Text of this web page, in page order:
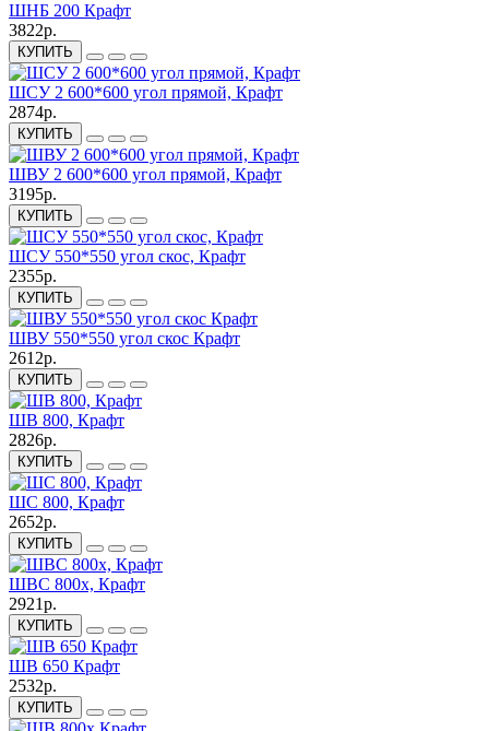
ШНБ 200 Крафт
3822р.
КУПИТЬ
ШСУ 2 600*600 угол прямой, Крафт
2874р.
КУПИТЬ
ШВУ 2 600*600 угол прямой, Крафт
3195р.
КУПИТЬ
ШСУ 550*550 угол скос, Крафт
2355р.
КУПИТЬ
ШВУ 550*550 угол скос Крафт
2612р.
КУПИТЬ
ШВ 800, Крафт
2826р.
КУПИТЬ
ШС 800, Крафт
2652р.
КУПИТЬ
ШВС 800х, Крафт
2921р.
КУПИТЬ
ШВ 650 Крафт
2532р.
КУПИТЬ